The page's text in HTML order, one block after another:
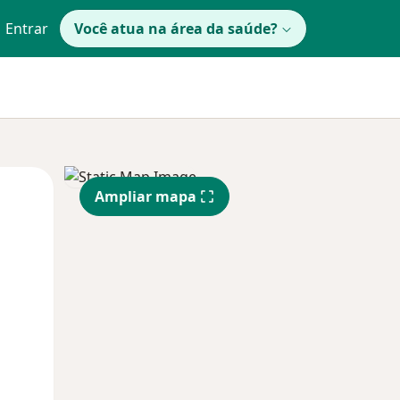
Entrar Você atua na área da saúde?
Qui,
13 Ago
Sex,
14 Ago
Ampliar mapa